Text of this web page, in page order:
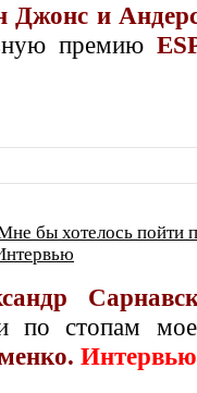
Джонс и
премию
бы хотелось пойти
по стопам
Интервью